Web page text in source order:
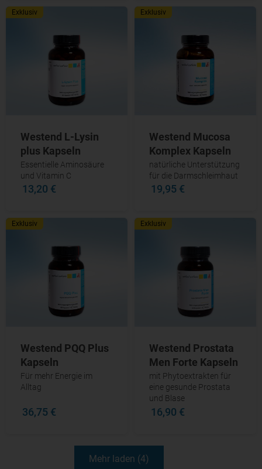
Exklusiv
Westend L-Lysin
plus Kapseln
Essentielle Aminosäure
und Vitamin C
13,20 €
Exklusiv
Westend Mucosa
Komplex Kapseln
natürliche Unterstützung
für die Darmschleimhaut
19,95 €
Exklusiv
Westend PQQ Plus
Kapseln
Für mehr Energie im
Alltag
36,75 €
Exklusiv
Westend Prostata
Men Forte Kapseln
mit Phytoextrakten für
eine gesunde Prostata
und Blase
16,90 €
Mehr laden (4)